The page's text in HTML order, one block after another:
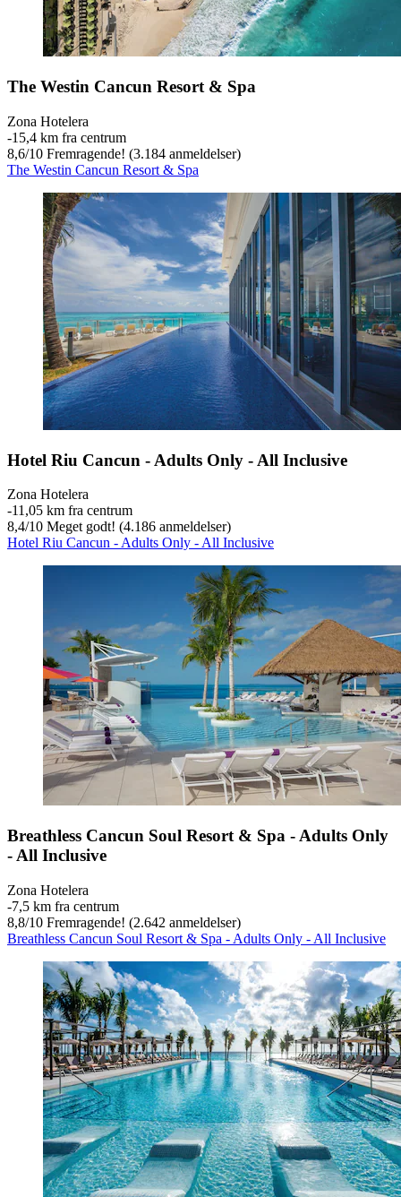
The Westin Cancun Resort & Spa
Zona Hotelera
‐15,4 km fra centrum
8,6/10 Fremragende! (3.184 anmeldelser)
The Westin Cancun Resort & Spa
Hotel Riu Cancun - Adults Only - All Inclusive
Zona Hotelera
‐11,05 km fra centrum
8,4/10 Meget godt! (4.186 anmeldelser)
Hotel Riu Cancun - Adults Only - All Inclusive
Breathless Cancun Soul Resort & Spa - Adults Only
- All Inclusive
Zona Hotelera
‐7,5 km fra centrum
8,8/10 Fremragende! (2.642 anmeldelser)
Breathless Cancun Soul Resort & Spa - Adults Only - All Inclusive